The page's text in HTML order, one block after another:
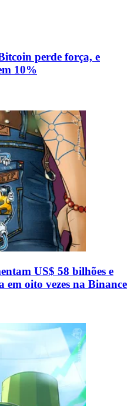
perde força, e
10%
US$ 58 bilhões e
em oito vezes na Binance